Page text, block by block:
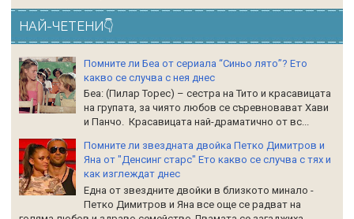
НАЙ-ЧЕТЕНИ👇
Помните ли Беа от сериала “Синьо лято”? Ето
какво се случва с нея днес
Беа: (Пилар Торес) – сестра на Тито и красавицата
на групата, за чиято любов се съревновават Хави
и Панчо. Красавицата най-драматично от вс...
Помните ли звездната двойка Петко Димитров и
Яна от "Денсинг старс" Ето какво се случва с тях и
как изглеждат днес
Една от звездните двойки в близкото минало -
Петко Димитров и Яна все още се радват на